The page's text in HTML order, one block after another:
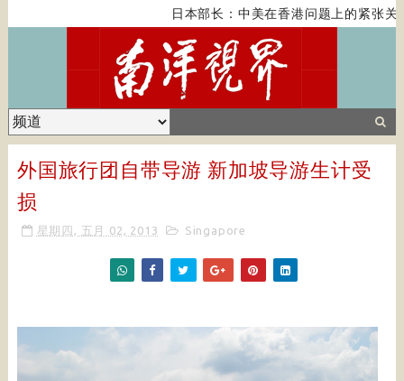
日本部长：中美在香港问题上的紧张关
外国旅行团自带导游 新加坡导游生计受
损
星期四, 五月 02, 2013 Singapore